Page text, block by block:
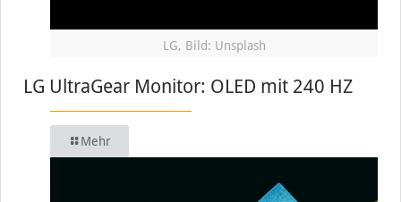
LG, Bild: Unsplash
LG UltraGear Monitor: OLED mit 240 HZ
Mehr